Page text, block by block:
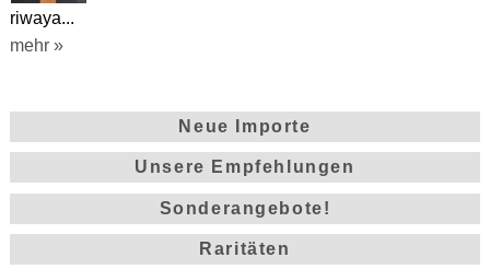
riwaya...
mehr »
Neue Importe
Unsere Empfehlungen
Sonderangebote!
Raritäten